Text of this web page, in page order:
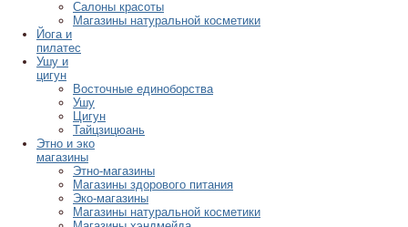
Салоны красоты
Магазины натуральной косметики
Йога и
пилатес
Ушу и
цигун
Восточные единоборства
Ушу
Цигун
Тайцзицюань
Этно и эко
магазины
Этно-магазины
Магазины здорового питания
Эко-магазины
Магазины натуральной косметики